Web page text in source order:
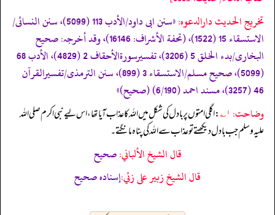
تخریج الحدیث دارالدعوہ:
«سنن ابی داود/الأدب 113 (5099)، سنن النسائی/
الاستسقاء 15 (1522)، (تحفة الأشراف: 16146)، وقد أخرجہ: صحیح
البخاری/بدء الخلق 5 (3206)، تفسیرسورةالأحقاف 2 (4829)، الأدب 68
(5099)، صحیح مسلم/الاستسقاء 3 (899)، سنن الترمذی/تفسیرالقرآن
46 (3257)، مسند احمد (6/190) (صحیح)»
وضاحت: ۱؎ : اگلی امتوں پر بادل کی شکل میں اللہ کا عذاب آیا تھا، اس لیے نبی اکرم صلی اللہ
علیہ وسلم جب بادل دیکھتے تو عذاب سے اللہ کی پناہ مانگتے۔
قال الشيخ الألباني:صحيح
قال الشيخ زبير على زئي:إسناده صحيح